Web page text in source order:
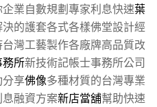
業自數規劃專家利息快速葉
的護套各式各樣佛堂設計經
灣工藝製作各廠牌高品質改
所新技術記帳士事務所公司
享佛像多種材質的台灣專業
融資方案新店當舖幫助快速